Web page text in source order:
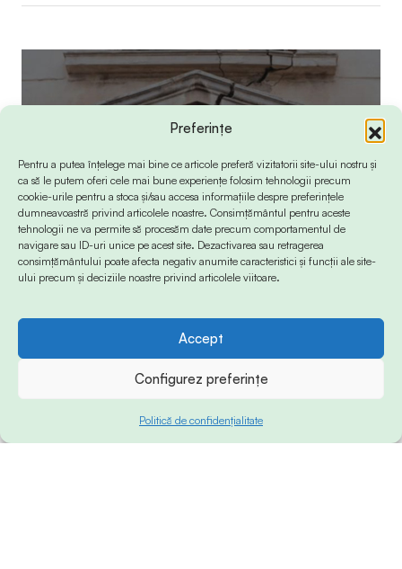
Preferințe
Pentru a putea înțelege mai bine ce articole preferă vizitatorii site-ului nostru și
ca să le putem oferi cele mai bune experiențe folosim tehnologii precum
cookie-urile pentru a stoca și/sau accesa informațiile despre preferințele
dumneavoastră privind articolele noastre. Consimțământul pentru aceste
tehnologii ne va permite să procesăm date precum comportamentul de
navigare sau ID-uri unice pe acest site. Dezactivarea sau retragerea
consimțământului poate afecta negativ anumite caracteristici și funcții ale site-
ului precum și deciziile noastre privind articolele viitoare.
Accept
Configurez preferințe
Politică de confidențialitate